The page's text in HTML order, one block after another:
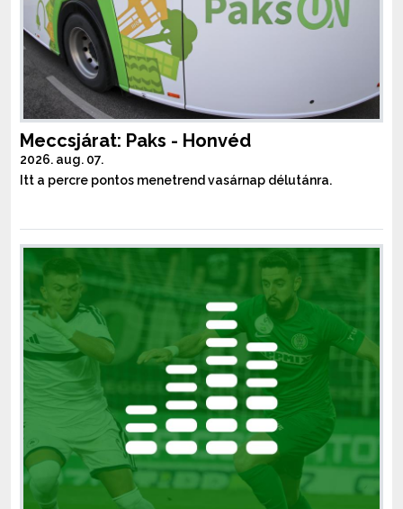
Meccsjárat: Paks - Honvéd
2026. aug. 07.
Itt a percre pontos menetrend vasárnap délutánra.